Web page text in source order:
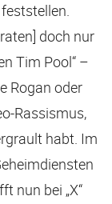
doch nur
Tim Pool“ –
Rogan oder
Rassismus,
habt. Im
nun bei „X“